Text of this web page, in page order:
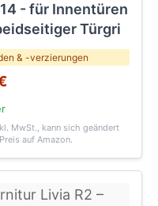
- für Innentüren
Türgri
& -verzierungen
MwSt., kann sich geändert
auf Amazon.